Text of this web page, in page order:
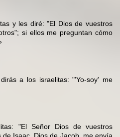
y les diré: "El Dios de vuestros
si ellos me preguntan cómo
a los israelitas: "'Yo-soy' me
"El Señor Dios de vuestros